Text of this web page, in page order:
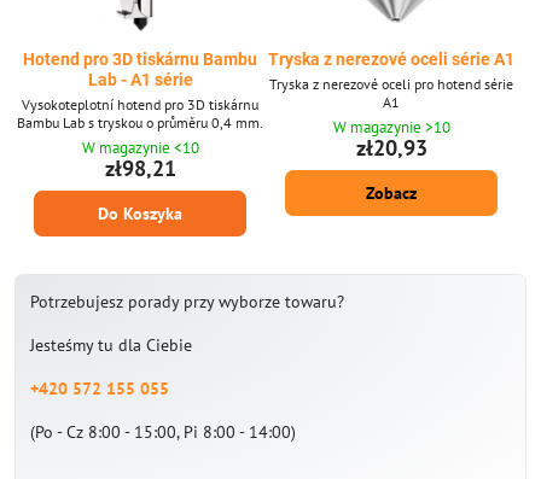
Hotend pro 3D tiskárnu Bambu
Lab - A1 série
Vysokoteplotní hotend pro 3D tiskárnu
Bambu Lab s tryskou o průměru 0,4 mm.
W magazynie <10
zł98,21
Do Koszyka
Tryska z nerezové oceli série A1
Tryska z nerezové oceli pro hotend série
A1
W magazynie >10
zł20,93
Zobacz
Potrzebujesz porady przy wyborze towaru?
Jesteśmy tu dla Ciebie
+420 572 155 055
(Po - Cz 8:00 - 15:00, Pi 8:00 - 14:00)